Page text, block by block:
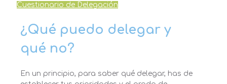
Cuestionario de Delegación
¿Qué puedo delegar y
qué no?
En un principio, para saber qué delegar, has de